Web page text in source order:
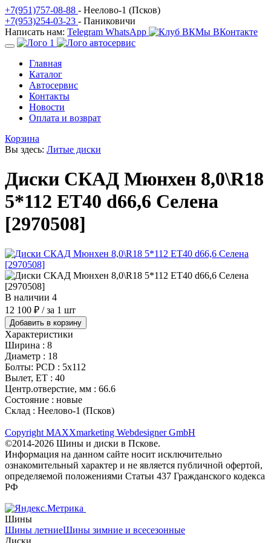
+7(951)757-08-88 - Неелово-1 (Псков)
+7(953)254-03-23 - Паниковичи
Написать нам: Telegram WhatsApp Мы ВКонтакте
Главная
Каталог
Автосервис
Контакты
Новости
Оплата и возврат
Корзина
Вы здесь: Литые диски
Диски СКАД Мюнхен 8,0\R18
5*112 ET40 d66,6 Селена
[2970508]
В наличии 4
12 100 ₽ / за 1 шт
Добавить в корзину
Характеристики
Ширина : 8
Диаметр : 18
Болты: PCD : 5х112
Вылет, ET : 40
Центр.отверстие, мм : 66.6
Состояние : новые
Склад : Неелово-1 (Псков)
Copyright MAXXmarketing Webdesigner GmbH
©2014-2026 Шины и диски в Пскове.
Информация на данном сайте носит исключительно
ознакомительный характер и не является публичной офертой,
определяемой положениями Статьи 437 Гражданского кодекса
РФ
Шины
Шины летниеШины зимние и всесезонные
Диски